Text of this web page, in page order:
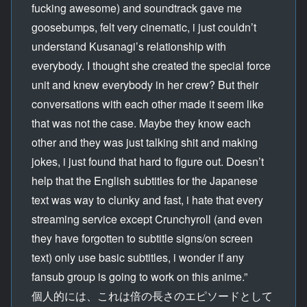
fucking awesome) and soundtrack gave me
goosebumps, felt very cinematic, i just couldn’t
understand Kusanagi’s relationship with
everybody. I thought she created the special force
unit and knew everybody in her crew? But their
conversations with each other made it seem like
that was not the case. Maybe they know each
other and they was just talking shit and making
jokes, i just found that hard to figure out. Doesn’t
help that the English subtitles for the Japanese
text was way to clunky and fast, i hate that every
streaming service except Crunchyroll (and even
they have forgotten to subtitle signs/on screen
text) only use basic subtitles, i wonder if any
fansub group is going to work on this anime.”
個人的には、これは倍の長さのエピソードとして